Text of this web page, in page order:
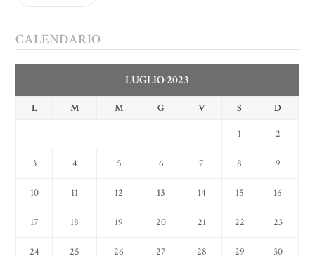
CALENDARIO
LUGLIO 2023
L M M G V S D
1 2
3 4 5 6 7 8 9
10 11 12 13 14 15 16
17 18 19 20 21 22 23
24 25 26 27 28 29 30